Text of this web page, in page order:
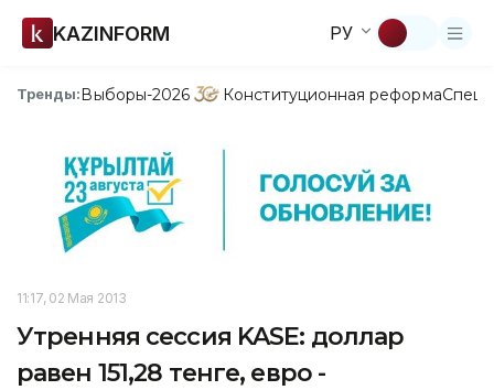
KAZINFORM РУ
Тренды:Выборы-2026 Конституционная реформа
11:17, 02 Мая 2013
Утренняя сессия KASE: доллар
равен 151,28 тенге, евро -